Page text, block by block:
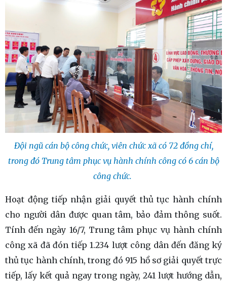
Đội ngũ cán bộ công chức, viên chức xã có 72 đồng chí,
trong đó Trung tâm phục vụ hành chính công có 6 cán bộ
công chức.
Hoạt động tiếp nhận giải quyết thủ tục hành chính
cho người dân được quan tâm, bảo đảm thông suốt.
Tính đến ngày 16/7, Trung tâm phục vụ hành chính
công xã đã đón tiếp 1.234 lượt công dân đến đăng ký
thủ tục hành chính, trong đó 915 hồ sơ giải quyết trực
tiếp, lấy kết quả ngay trong ngày, 241 lượt hướng dẫn,